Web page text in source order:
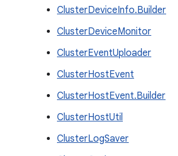
ClusterDeviceInfo.Builder
ClusterDeviceMonitor
ClusterEventUploader
ClusterHostEvent
ClusterHostEvent.Builder
ClusterHostUtil
ClusterLogSaver